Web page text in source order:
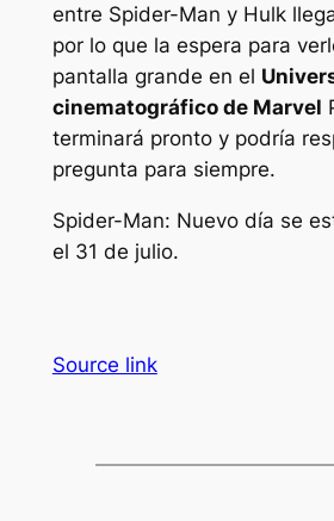
entre Spider-Man y Hulk
por lo que la espera para
pantalla grande en el
cinematográfico de Marvel
terminará pronto y podría
pregunta para siempre.
Spider-Man: Nuevo día se
el 31 de julio.
Source link